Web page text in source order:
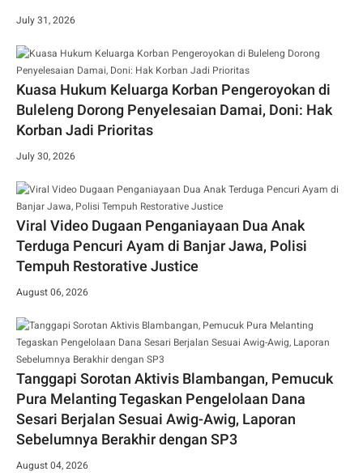
July 31, 2026
Kuasa Hukum Keluarga Korban Pengeroyokan di
Buleleng Dorong Penyelesaian Damai, Doni: Hak
Korban Jadi Prioritas
July 30, 2026
Viral Video Dugaan Penganiayaan Dua Anak
Terduga Pencuri Ayam di Banjar Jawa, Polisi
Tempuh Restorative Justice
August 06, 2026
Tanggapi Sorotan Aktivis Blambangan, Pemucuk
Pura Melanting Tegaskan Pengelolaan Dana
Sesari Berjalan Sesuai Awig-Awig, Laporan
Sebelumnya Berakhir dengan SP3
August 04, 2026